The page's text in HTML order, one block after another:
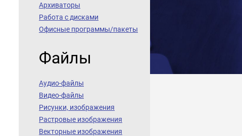
Архиваторы
Работа с дисками
Офисные программы/пакеты
Файлы
Аудио-файлы
Видео-файлы
Рисунки, изображения
Растровые изображения
Векторные изображения